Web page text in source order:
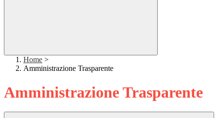
Home >
Amministrazione Trasparente
Amministrazione Trasparente